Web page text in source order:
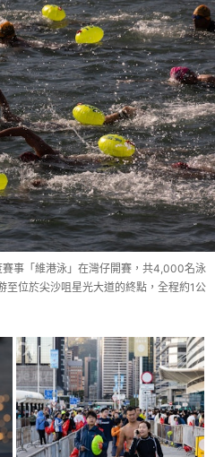
事「維港泳」在灣仔開賽，共4,000名泳
至位於尖沙咀星光大道的終點，全程約1公